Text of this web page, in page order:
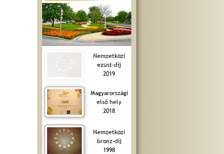
Nemzetközi
ezüst-díj
2019
Magyarországi
első hely
2018
Nemzetközi
bronz-díj
1998